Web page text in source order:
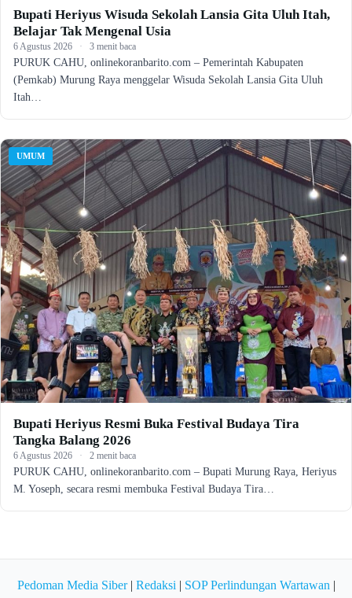
Bupati Heriyus Wisuda Sekolah Lansia Gita Uluh Itah,
Belajar Tak Mengenal Usia
6 Agustus 2026 · 3 menit baca
PURUK CAHU, onlinekoranbarito.com – Pemerintah Kabupaten
(Pemkab) Murung Raya menggelar Wisuda Sekolah Lansia Gita Uluh
Itah…
UMUM
Bupati Heriyus Resmi Buka Festival Budaya Tira
Tangka Balang 2026
6 Agustus 2026 · 2 menit baca
PURUK CAHU, onlinekoranbarito.com – Bupati Murung Raya, Heriyus
M. Yoseph, secara resmi membuka Festival Budaya Tira…
Pedoman Media Siber| Redaksi | SOP Perlindungan Wartawan |